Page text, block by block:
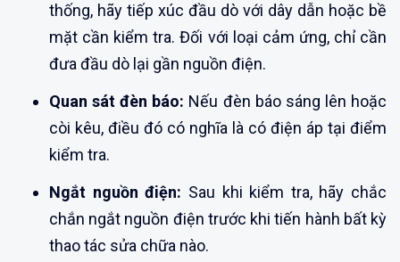
thống, hãy tiếp xúc đầu dò với dây dẫn hoặc bề
mặt cần kiểm tra. Đối với loại cảm ứng, chỉ cần
đưa đầu dò lại gần nguồn điện.
Quan sát đèn báo: Nếu đèn báo sáng lên hoặc
còi kêu, điều đó có nghĩa là có điện áp tại điểm
kiểm tra.
Ngắt nguồn điện: Sau khi kiểm tra, hãy chắc
chắn ngắt nguồn điện trước khi tiến hành bất kỳ
thao tác sửa chữa nào.